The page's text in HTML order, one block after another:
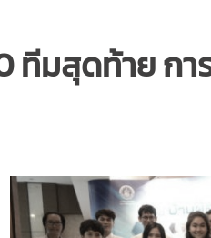
ทีมสุดท้าย ก